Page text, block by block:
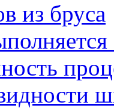
из бруса